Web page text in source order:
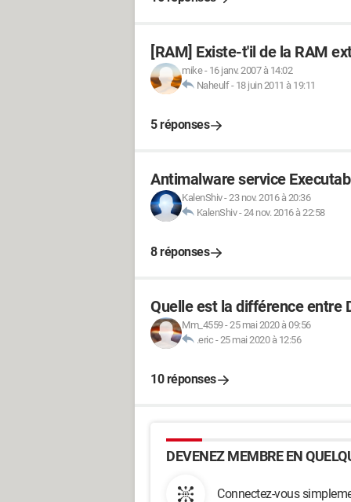
[RAM] Existe-t'il de la RAM
mike- 16 janv. 2007 à 14:02
Naheulf- 18 juin 2011 à 19:11
5 réponses
Antimalware service
KalenShiv-23 nov. 2016 à 20:36
KalenShiv-24 nov. 2016 à 22:58
8 réponses
Quelle est la différence entre
Mm_4559-25 mai 2020 à 09:56
.eric -25 mai 2020 à 12:56
10 réponses
DEVENEZ MEMBRE EN
Connectez-vous